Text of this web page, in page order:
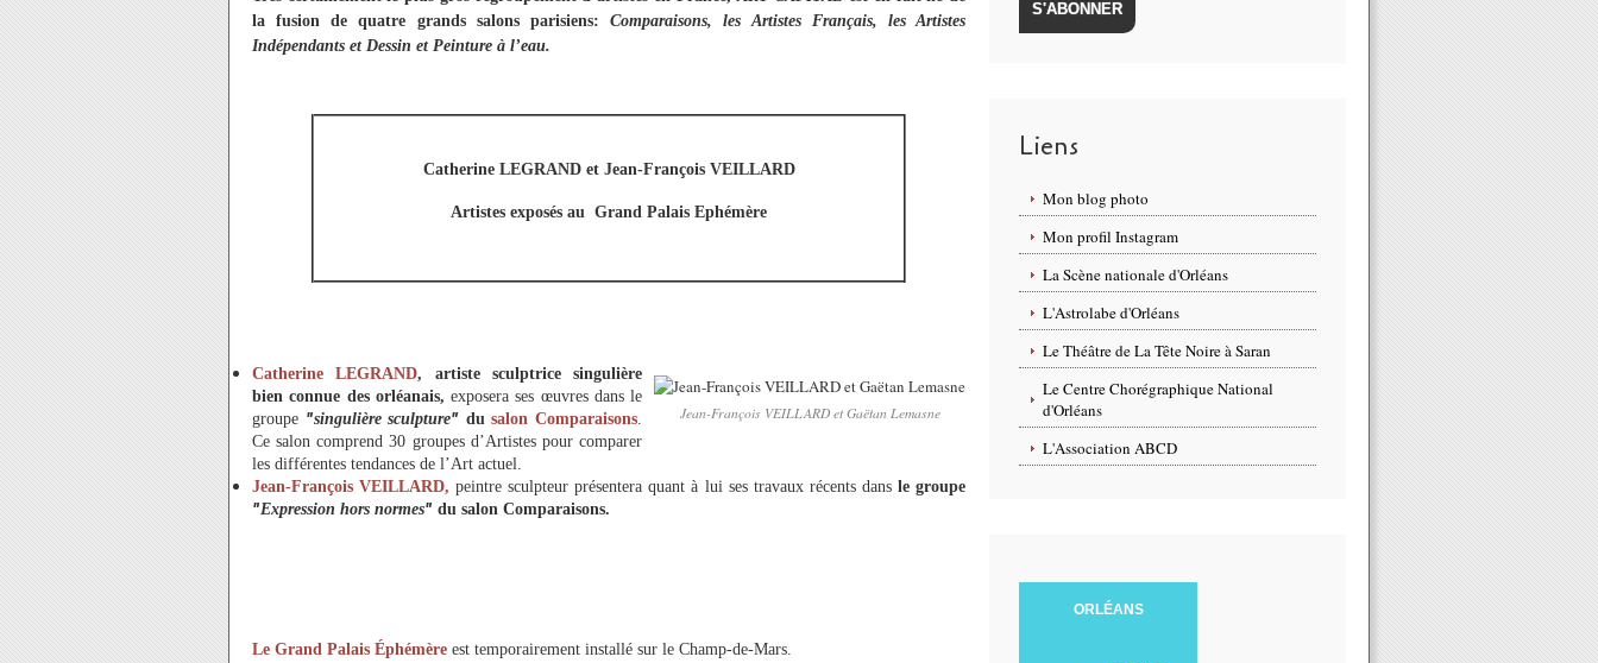
la fusion de quatre grands salons parisiens:Comparaisons, les Artistes Français, les Artistes
Indépendants et Dessin et Peinture à l’eau.
Catherine LEGRAND et Jean-François VEILLARD
Artistes exposés au Grand Palais Ephémère
Jean-François VEILLARD et Gaëtan Lemasne
Catherine LEGRAND, artiste sculptrice singulière
bien connue des orléanais, exposera ses œuvres dans le
groupe ʺsingulière sculptureʺ du salon Comparaisons.
Ce salon comprend 30 groupes d’Artistes pour comparer
les différentes tendances de l’Art actuel.
Jean-François VEILLARD, peintre sculpteur présentera quant à lui ses travaux récents dans le groupe
ʺExpression hors normesʺ du salon Comparaisons.
Le Grand Palais Éphémère est temporairement installé sur le Champ-de-Mars.
Liens
Mon blog photo
Mon profil Instagram
La Scène nationale d'Orléans
L'Astrolabe d'Orléans
Le Théâtre de La Tête Noire à Saran
Le Centre Chorégraphique National
d'Orléans
L'Association ABCD